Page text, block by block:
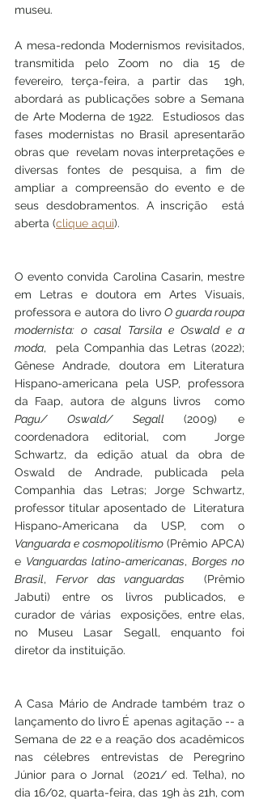
museu.
A mesa-redonda Modernismos revisitados,
transmitida pelo Zoom no dia 15 de
fevereiro, terça-feira, a partir das  19h,
abordará as publicações sobre a Semana
de Arte Moderna de 1922.  Estudiosos das
fases modernistas no Brasil apresentarão
obras que  revelam novas interpretações e
diversas fontes de pesquisa, a fim de
ampliar a compreensão do evento e de
seus desdobramentos. A inscrição  está
aberta (clique aqui).
O evento convida Carolina Casarin, mestre
em Letras e doutora em Artes Visuais,
professora e autora do livro O guarda roupa
modernista: o casal Tarsila e Oswald e a
moda,  pela Companhia das Letras (2022);
Gênese Andrade, doutora em Literatura
Hispano-americana pela USP, professora
Pagu/ Oswald/ Segall (2009) e
coordenadora editorial, com  Jorge
Schwartz, da edição atual da obra de
Oswald de Andrade, publicada pela
Companhia das Letras; Jorge Schwartz,
professor titular aposentado de  Literatura
Vanguarda e cosmopolitismo (Prêmio APCA)
e Vanguardas latino-americanas, Borges no
Brasil, Fervor das vanguardas
  (Prêmio
Jabuti) entre os livros publicados, e
curador de várias  exposições, entre elas,
no Museu Lasar Segall, enquanto foi
diretor da instituição.
A Casa Mário de Andrade também traz o
lançamento do livro É apenas agitação -- a
Semana de 22 e a reação dos acadêmicos
nas célebres entrevistas de Peregrino
Júnior para o Jornal  (2021/ ed. Telha), no
dia 16/02, quarta-feira, das 19h às 21h, com